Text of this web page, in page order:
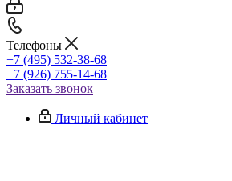
Телефоны
+7 (495) 532-38-68
+7 (926) 755-14-68
Заказать звонок
Личный кабинет